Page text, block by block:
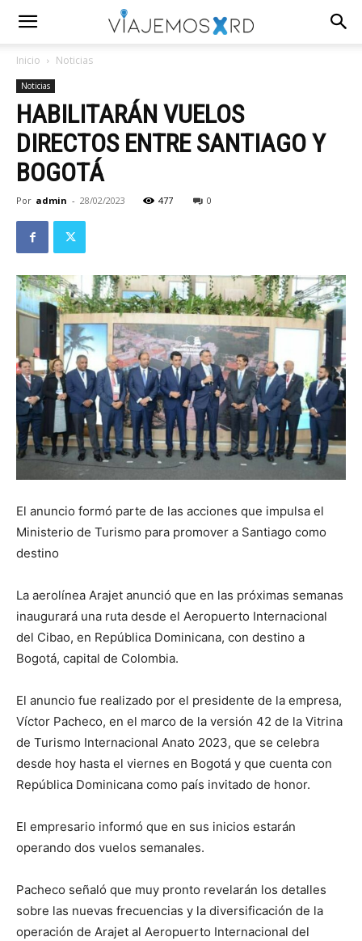
Inicio Noticias
Noticias
HABILITARÁN VUELOS
DIRECTOS ENTRE SANTIAGO Y
BOGOTÁ
Por admin - 28/02/2023 477 0
El anuncio formó parte de las acciones que impulsa el
Ministerio de Turismo para promover a Santiago como
destino
La aerolínea Arajet anunció que en las próximas semanas
inaugurará una ruta desde el Aeropuerto Internacional
del Cibao, en República Dominicana, con destino a
Bogotá, capital de Colombia.
El anuncio fue realizado por el presidente de la empresa,
Víctor Pacheco, en el marco de la versión 42 de la Vitrina
de Turismo Internacional Anato 2023, que se celebra
desde hoy hasta el viernes en Bogotá y que cuenta con
República Dominicana como país invitado de honor.
El empresario informó que en sus inicios estarán
operando dos vuelos semanales.
Pacheco señaló que muy pronto revelarán los detalles
sobre las nuevas frecuencias y la diversificación de la
operación de Arajet al Aeropuerto Internacional del